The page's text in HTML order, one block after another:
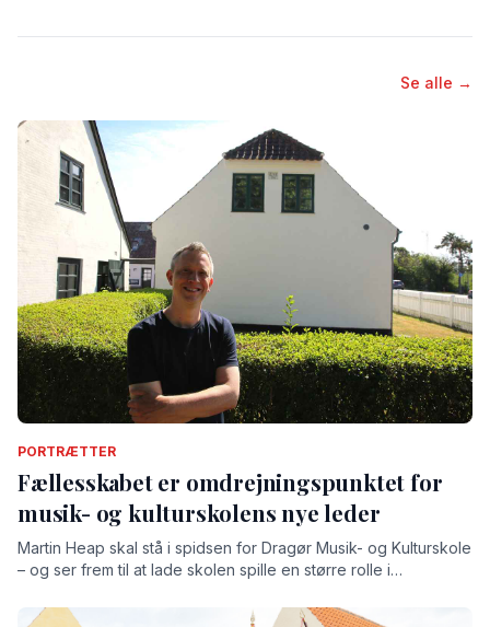
Se alle →
PORTRÆTTER
Fællesskabet er omdrejningspunktet for
musik- og kulturskolens nye leder
Martin Heap skal stå i spidsen for Dragør Musik- og Kulturskole
– og ser frem til at lade skolen spille en større rolle i